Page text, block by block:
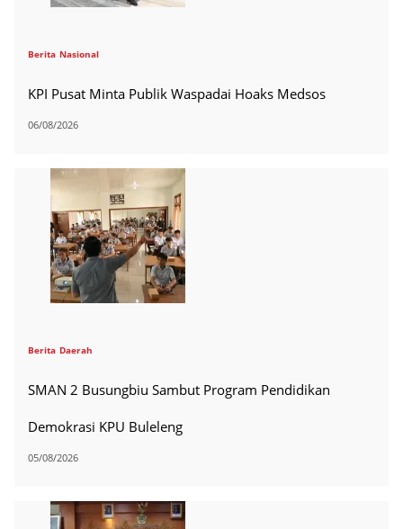
Berita Nasional
KPI Pusat Minta Publik Waspadai Hoaks Medsos
06/08/2026
Berita Daerah
SMAN 2 Busungbiu Sambut Program Pendidikan
Demokrasi KPU Buleleng
05/08/2026